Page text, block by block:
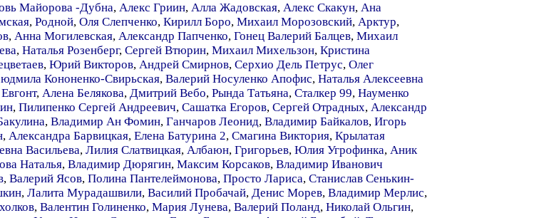
Майорова -Дубна, Алекс Гриин, Алла Жадовская, Алекс Скакун, Ана
, Родной, Оля Слепченко, Кирилл Боро, Михаил Морозовский, Арктур,
, Анна Могилевская, Александр Папченко, Гонец Валерий Балцев, Михаил
, Наталья Розенберг, Сергей Втюрин, Михаил Михельзон, Кристина
, Юрий Викторов, Андрей Смирнов, Серхио Дель Петрус, Олег
Кононенко-Свирьская, Валерий Носуленко Апофис, Наталья Алексеевна
Евгонт, Алена Белякова, Дмитрий Вебо, Рында Татьяна, Сталкер 99, Науменко
, Пилипенко Сергей Андреевич, Сашатка Егоров, Сергей Отрадных, Александр
, Владимир Ан Фомин, Ганчаров Леонид, Владимир Байкалов, Игорь
, Александра Барвицкая, Елена Батурина 2, Смагина Виктория, Крылатая
Васильева, Лилия Слатвицкая, Албаюн, Григорьев, Юлия Угрофинка, Аник
Наталья, Владимир Дюрягин, Максим Корсаков, Владимир Иванович
, Валерий Ясов, Полина Пантелеймонова, Просто Лариса, Станислав Сенькин-
, Лалита Мурадашвили, Василий Пробачай, Денис Морев, Владимир Мерлис,
, Валентин Голиненко, Мария Лунева, Валерий Поланд, Николай Ольгин,